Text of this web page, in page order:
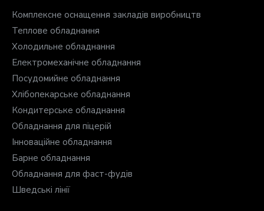
Комплексне оснащення закладів виробництв
Теплове обладнання
Холодильне обладнання
Електромеханічне обладнання
Посудомийне обладнання
Хлібопекарське обладнання
Кондитерське обладнання
Обладнання для піцерій
Інноваційне обладнання
Барне обладнання
Обладнання для фаст-фудів
Шведські лінії